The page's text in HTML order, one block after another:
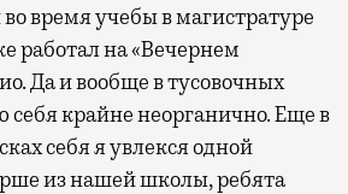
во время учебы в магистратуре
работал на «Вечернем
Да и вообще в тусовочных
себя крайне неорганично. Еще в
себя я увлекся одной
из нашей школы, ребята